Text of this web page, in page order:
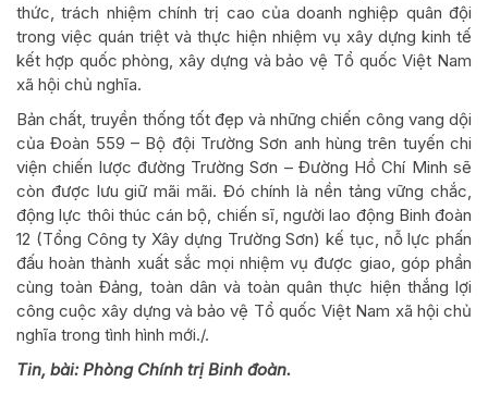
thức, trách nhiệm chính trị cao của doanh nghiệp quân đội
trong việc quán triệt và thực hiện nhiệm vụ xây dựng kinh tế
kết hợp quốc phòng, xây dựng và bảo vệ Tổ quốc Việt Nam
xã hội chủ nghĩa.
Bản chất, truyền thống tốt đẹp và những chiến công vang dội
của Đoàn 559 – Bộ đội Trường Sơn anh hùng trên tuyến chi
viện chiến lược đường Trường Sơn – Đường Hồ Chí Minh sẽ
còn được lưu giữ mãi mãi. Đó chính là nền tảng vững chắc,
động lực thôi thúc cán bộ, chiến sĩ, người lao động Binh đoàn
12 (Tổng Công ty Xây dựng Trường Sơn) kế tục, nỗ lực phấn
đấu hoàn thành xuất sắc mọi nhiệm vụ được giao, góp phần
cùng toàn Đảng, toàn dân và toàn quân thực hiện thắng lợi
công cuộc xây dựng và bảo vệ Tổ quốc Việt Nam xã hội chủ
nghĩa trong tình hình mới./.
Tin, bài: Phòng Chính trị Binh đoàn.